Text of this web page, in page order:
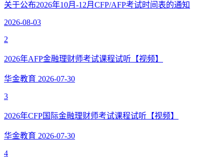
关于公布2026年10月-12月CFP/AFP考试时间表的通知
2026-08-03
2
2026年AFP金融理财师考试课程试听【视频】
华金教育 2026-07-30
3
2026年CFP国际金融理财师考试课程试听【视频】
华金教育 2026-07-30
4